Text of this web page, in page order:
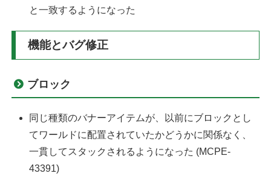
と一致するようになった
機能とバグ修正
ブロック
同じ種類のバナーアイテムが、以前にブロックとし
てワールドに配置されていたかどうかに関係なく、
一貫してスタックされるようになった (MCPE-
43391)